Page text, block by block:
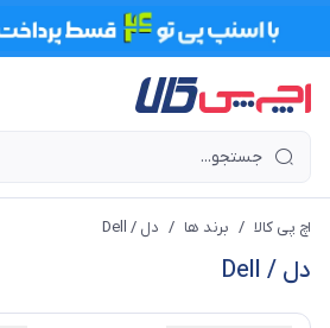
اچ پی کالا / برند ها / دل / Dell
دل / Dell